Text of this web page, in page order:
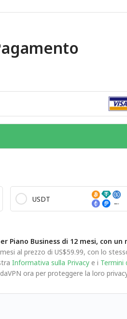
USDT
Piano Business di 12 mesi, con
al prezzo di US$59.99, con lo
Informativa sulla Privacy e i Termini
ora per proteggere la loro